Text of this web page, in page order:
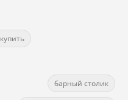
барный столик